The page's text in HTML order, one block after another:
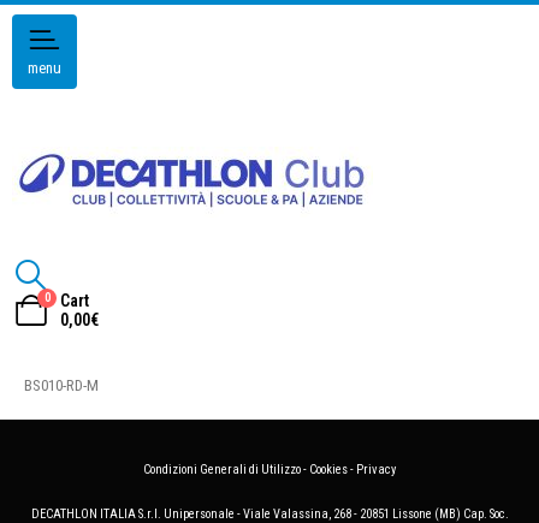
menu
0
Cart
0,00€
BS010-RD-M
Condizioni Generali di Utilizzo- Cookies- Privacy
DECATHLON ITALIA S.r.l. Unipersonale - Viale Valassina, 268 - 20851 Lissone (MB) Cap. Soc.